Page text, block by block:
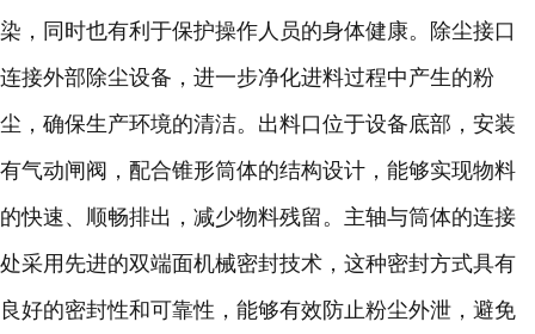
染，同时也有利于保护操作人员的身体健康。除尘接口
连接外部除尘设备，进一步净化进料过程中产生的粉
尘，确保生产环境的清洁。出料口位于设备底部，安装
有气动闸阀，配合锥形筒体的结构设计，能够实现物料
的快速、顺畅排出，减少物料残留。主轴与筒体的连接
处采用先进的双端面机械密封技术，这种密封方式具有
良好的密封性和可靠性，能够有效防止粉尘外泄，避免